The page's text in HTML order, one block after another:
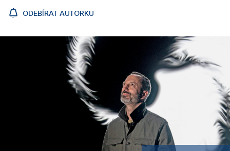
ODEBÍRAT AUTORKU